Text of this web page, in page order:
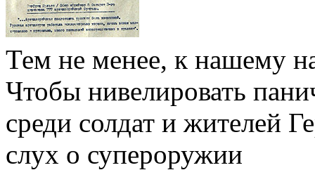
Тем не менее, к нашему
Чтобы нивелировать
среди солдат и жителей
слух о супероружии